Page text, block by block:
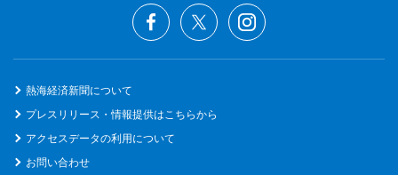
熱海経済新聞について
プレスリリース・情報提供はこちらから
アクセスデータの利用について
お問い合わせ